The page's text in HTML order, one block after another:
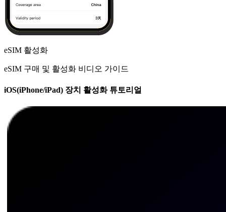
eSIM 활성화
eSIM 구매 및 활성화 비디오 가이드
iOS(iPhone/iPad) 장치 활성화 튜토리얼